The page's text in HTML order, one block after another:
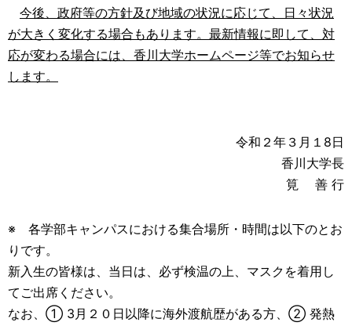
今後、政府等の方針及び地域の状況に応じて、日々状況
が大きく変化する場合もあります。 最新情報に即して、対
応が変わる場合には、香川大学ホームページ等でお知らせ
します。
令和２年３月１8日
香川大学長
筧 善 行
※ 各学部キャンパスにおける集合場所・時間は以下のとお
りです。
新入生の皆様は、当日は、必ず検温の上、マスクを着用し
てご出席ください。
なお、① 3月２０日以降に海外渡航歴がある方、② 発熱